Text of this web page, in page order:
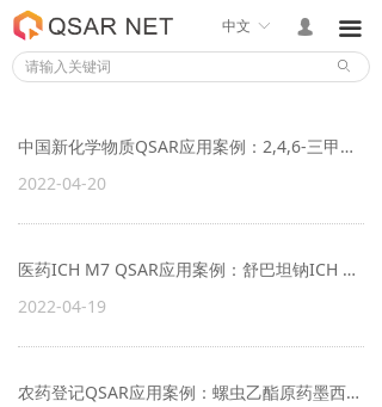
ꄙ
넙
ꀅ
中文 끀
中国新化学物质QSAR应用案例：2,4,6-三甲基苯甲酰氯新化学物质注册
2022-04-20
医药ICH M7 QSAR应用案例：舒巴坦钠ICH M7诱变性评估
2022-04-19
农药登记QSAR应用案例：螺虫乙酯原药墨西哥登记